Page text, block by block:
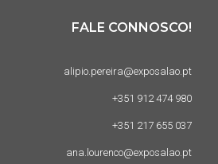
FALE CONNOSCO!
alipio.pereira@exposalao.pt
+351 912 474 980
+351 217 655 037
ana.lourenco@exposalao.pt